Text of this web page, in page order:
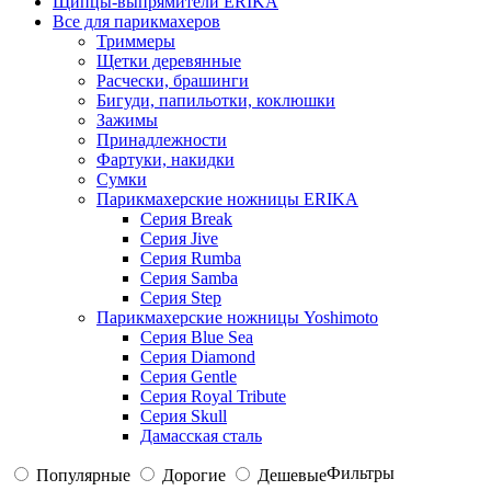
Все для парикмахеров
Триммеры
Щетки деревянные
Расчески, брашинги
Бигуди, папильотки, коклюшки
Зажимы
Принадлежности
Фартуки, накидки
Сумки
Парикмахерские ножницы ERIKA
Серия Break
Серия Jive
Серия Rumba
Серия Samba
Серия Step
Парикмахерские ножницы Yoshimoto
Серия Blue Sea
Серия Diamond
Серия Gentle
Серия Royal Tribute
Серия Skull
Дамасская сталь
Популярные Дорогие ДешевыеФильтры